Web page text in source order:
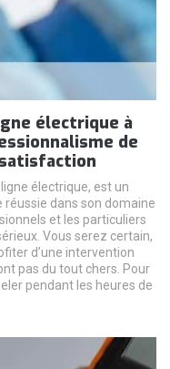
électrique à
de
électrique, est un
dans son domaine
et les particuliers
Vous serez certain,
d’une intervention
pas du tout chers. Pour
pendant les heures de